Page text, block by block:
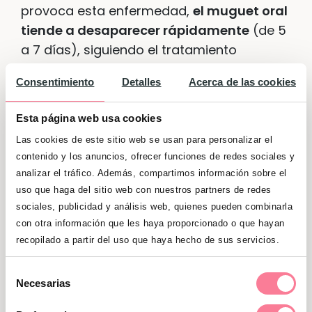
Consentimiento Detalles Acerca de las cookies
Esta página web usa cookies
Las cookies de este sitio web se usan para personalizar el
contenido y los anuncios, ofrecer funciones de redes sociales y
analizar el tráfico. Además, compartimos información sobre el
uso que haga del sitio web con nuestros partners de redes
sociales, publicidad y análisis web, quienes pueden combinarla
con otra información que les haya proporcionado o que hayan
recopilado a partir del uso que haya hecho de sus servicios.
Necesarias
provoca esta enfermedad, el muguet oral
tiende a desaparecer rápidamente (de 5
a 7 días), siguiendo el tratamiento
suelen recomendar la aplicación de
soluciones, cremas y pomadas
antifúngicas específicas sobre la zona.
Normalmente se emplean gasas o
bastoncillos de algodón en su aplicación
sobre las zonas afectadas, de dos a tres
veces al día.
No obstante, antes de proceder a ir a la
farmacia, has de consultar con el pediatra
la mejor manera de proceder con el
tratamiento. En circunstancias normales,